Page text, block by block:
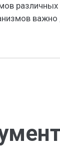
различных
важно